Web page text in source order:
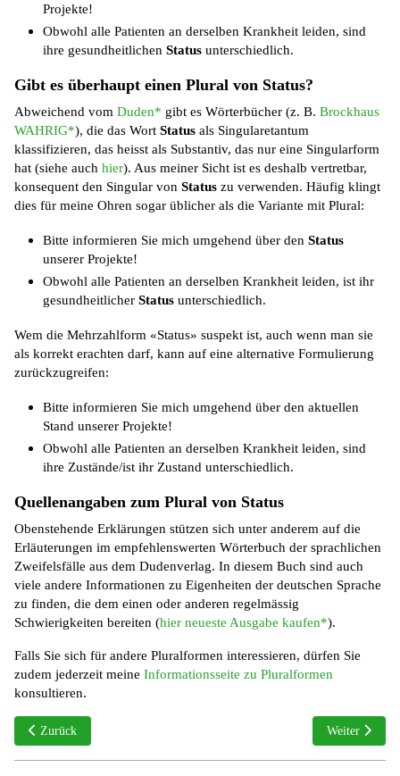
Projekte!
Obwohl alle Patienten an derselben Krankheit leiden, sind
ihre gesundheitlichenStatus unterschiedlich.
Gibt es überhaupt einen Plural von Status?
Abweichend vomDuden* gibt es Wörterbücher (z. B.Brockhaus
WAHRIG*), die das WortStatus als Singularetantum
klassifizieren, das heisst als Substantiv, das nur eine Singularform
hat (siehe auchhier). Aus meiner Sicht ist es deshalb vertretbar,
konsequent den Singular vonStatus zu verwenden. Häufig klingt
dies für meine Ohren sogar üblicher als die Variante mit Plural:
Bitte informieren Sie mich umgehend über denStatus
unserer Projekte!
Obwohl alle Patienten an derselben Krankheit leiden, ist ihr
gesundheitlicherStatus unterschiedlich.
Wem die Mehrzahlform «Status» suspekt ist, auch wenn man sie
als korrekt erachten darf, kann auf eine alternative Formulierung
zurückzugreifen:
Bitte informieren Sie mich umgehend über den aktuellen
Stand unserer Projekte!
Obwohl alle Patienten an derselben Krankheit leiden, sind
ihre Zustände/ist ihr Zustand unterschiedlich.
Quellenangaben zum Plural von Status
Obenstehende Erklärungen stützen sich unter anderem auf die
Erläuterungen im empfehlenswerten Wörterbuch der sprachlichen
Zweifelsfälle aus dem Dudenverlag. In diesem Buch sind auch
viele andere Informationen zu Eigenheiten der deutschen Sprache
zu finden, die dem einen oder anderen regelmässig
Schwierigkeiten bereiten (hier neueste Ausgabe kaufen*).
Falls Sie sich für andere Pluralformen interessieren, dürfen Sie
zudem jederzeit meineInformationsseite zu Pluralformen
konsultieren.
Vorheriger Beitrag: Mehrzahl von Schema: Schemas, Schemata oder
Zurück Nächster
Weiter